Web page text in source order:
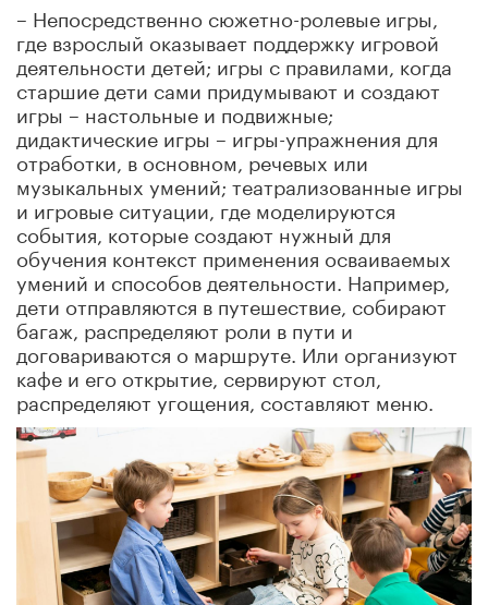
– Непосредственно сюжетно-ролевые игры,
где взрослый оказывает поддержку игровой
деятельности детей; игры с правилами, когда
старшие дети сами придумывают и создают
игры – настольные и подвижные;
дидактические игры – игры-упражнения для
отработки, в основном, речевых или
музыкальных умений; театрализованные игры
и игровые ситуации, где моделируются
события, которые создают нужный для
обучения контекст применения осваиваемых
умений и способов деятельности. Например,
дети отправляются в путешествие, собирают
багаж, распределяют роли в пути и
договариваются о маршруте. Или организуют
кафе и его открытие, сервируют стол,
распределяют угощения, составляют меню.